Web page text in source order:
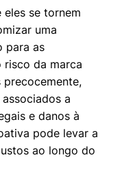
se tornem
uma
para as
risco da marca
precocemente,
a
e danos à
pode levar a
ao longo do